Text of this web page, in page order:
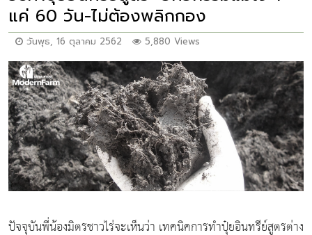
แค่ 60 วัน-ไม่ต้องพลิกกอง
วันพุธ, 16 ตุลาคม 2562 5,880 Views
ปัจจุบันพี่น้องมิตรชาวไร่จะเห็นว่า เทคนิคการทำปุ๋ยอินทรีย์สูตรต่าง